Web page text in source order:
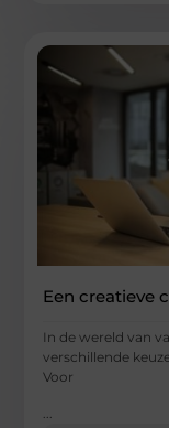
Een creatieve
In de wereld van
verschillende
Voor